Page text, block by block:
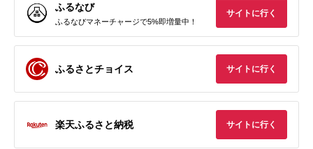
ふるなび
ふるなびマネーチャージで5%即増量中！
サイトに行く
ふるさとチョイス サイトに行く
楽天ふるさと納税 サイトに行く